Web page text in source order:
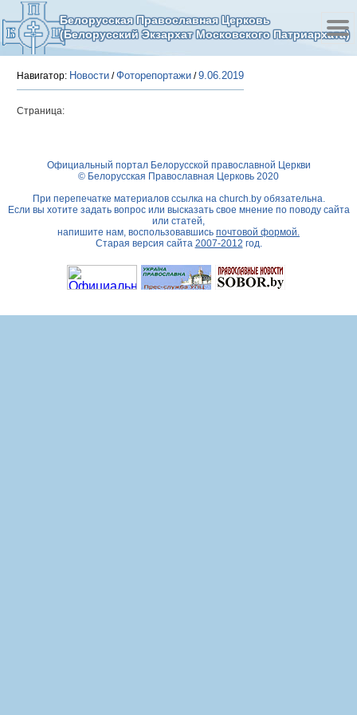
Белорусская Православная Церковь
(Белорусский Экзархат Московского Патриархата)
Навигатор: Новости /Фоторепортажи /9.06.2019
Страница:
Официальный портал Белорусской православной Церкви
© Белорусская Православная Церковь 2020
При перепечатке материалов ссылка на church.byобязательна.
Если вы хотите задать вопрос или высказать свое мнение по поводу сайта
или статей,
напишите нам, воспользовавшись почтовой формой.
Старая версия сайта 2007-2012 год.